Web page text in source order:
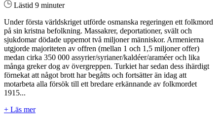
Lästid 9 minuter
Under första världskriget utförde osmanska regeringen ett folkmord
på sin kristna befolkning. Massakrer, deportationer, svält och
sjukdomar dödade uppemot två miljoner människor. Armenierna
utgjorde majoriteten av offren (mellan 1 och 1,5 miljoner offer)
medan cirka 350 000 assyrier/syrianer/kaldéer/araméer och lika
många greker dog av övergreppen. Turkiet har sedan dess ihärdigt
förnekat att något brott har begåtts och fortsätter än idag att
motarbeta alla försök till ett bredare erkännande av folkmordet
1915...
+ Läs mer